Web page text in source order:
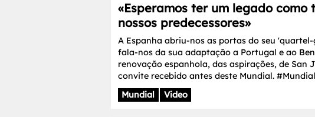
«Esperamos ter um legado como
nossos predecessores»
A Espanha abriu-nos as portas do seu
fala-nos da sua adaptação a Portugal e ao
renovação espanhola, das aspirações, de San
convite recebido antes deste Mundial.
Mundial
Video